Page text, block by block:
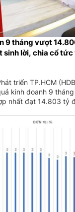
9 tháng vượt
sinh lời, chia cổ
triển TP.HCM
kinh doanh 9
nhất đạt 14.803 tỷ